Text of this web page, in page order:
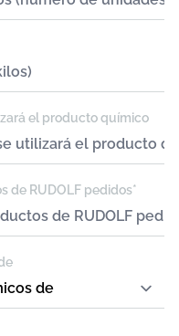
el producto químico
de RUDOLF pedidos*